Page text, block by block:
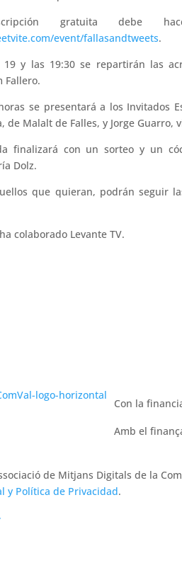
gratuita debe
event/fallasandtweets.
19 y las 19:30 se repartirán las
Fallero.
se presentará a los Invitados
de Malalt de Falles, y Jorge Guarro,
finalizará con un sorteo y un
Dolz.
que quieran, podrán seguir
colaborado Levante TV.
Con la
Amb el
de Mitjans Digitals de la
y Política de Privacidad.